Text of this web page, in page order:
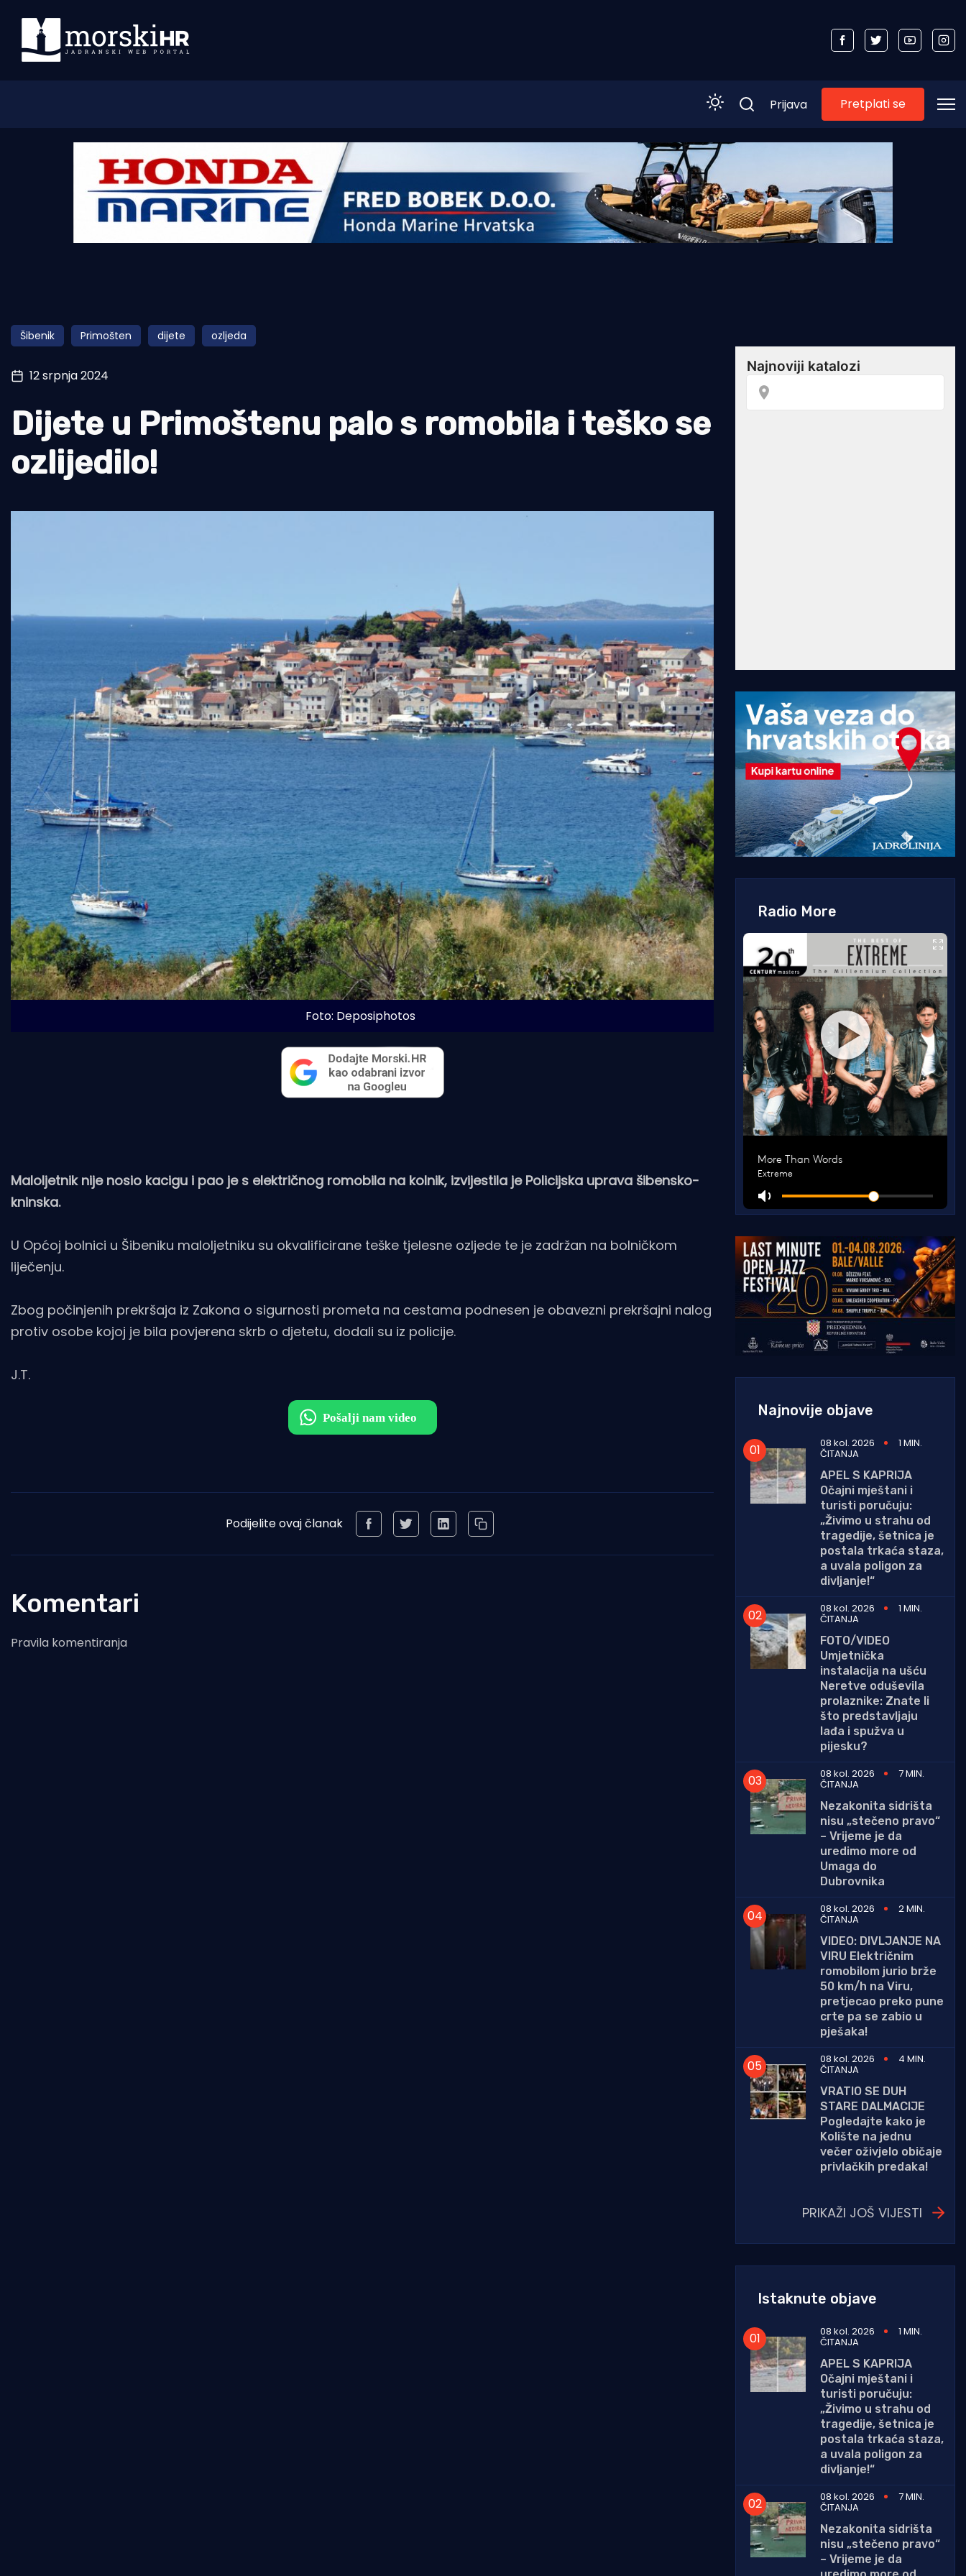
Morski plus
Pomorstvo
Ribolov
Tradicija i kultura
Prijava Pretplati se
Šibenik Primošten dijete ozljeda
12 srpnja 2024
Dijete u Primoštenu palo s romobila i teško se
ozlijedilo!
Foto: Deposiphotos
Maloljetnik nije nosio kacigu i pao je s električnog romobila na kolnik, izvijestila je Policijska uprava šibensko-
kninska.
U Općoj bolnici u Šibeniku maloljetniku su okvalificirane teške tjelesne ozljede te je zadržan na bolničkom
liječenju.
Zbog počinjenih prekršaja iz Zakona o sigurnosti prometa na cestama podnesen je obavezni prekršajni nalog
protiv osobe kojoj je bila povjerena skrb o djetetu, dodali su iz policije.
J.T.
Podijelite ovaj članak
Komentari
Pravila komentiranja
Radio More
Najnovije objave
08 kol. 2026 1 MIN.
ČITANJA
APEL S KAPRIJA
Očajni mještani i
turisti poručuju:
„Živimo u strahu od
tragedije, šetnica je
postala trkaća staza,
a uvala poligon za
divljanje!“
08 kol. 2026
1 MIN.
ČITANJA
FOTO/VIDEO
Umjetnička
instalacija na ušću
Neretve oduševila
prolaznike: Znate li
što predstavljaju
lađa i spužva u
pijesku?
08 kol. 2026
7 MIN.
ČITANJA
Nezakonita sidrišta
nisu „stečeno pravo“
– Vrijeme je da
uredimo more od
Umaga do
Dubrovnika
08 kol. 2026
2 MIN.
ČITANJA
VIDEO: DIVLJANJE NA
VIRU Električnim
romobilom jurio brže
50 km/h na Viru,
pretjecao preko pune
crte pa se zabio u
pješaka!
08 kol. 2026
4 MIN.
ČITANJA
VRATIO SE DUH
STARE DALMACIJE
Pogledajte kako je
Kolište na jednu
večer oživjelo običaje
privlačkih predaka!
PRIKAŽI JOŠ VIJESTI
Istaknute objave
08 kol. 2026 1 MIN.
ČITANJA
APEL S KAPRIJA
Očajni mještani i
turisti poručuju:
„Živimo u strahu od
tragedije, šetnica je
postala trkaća staza,
a uvala poligon za
divljanje!“
08 kol. 2026
7 MIN.
ČITANJA
Nezakonita sidrišta
nisu „stečeno pravo“
– Vrijeme je da